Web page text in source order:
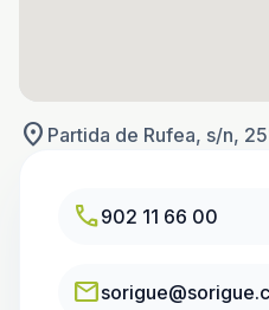
location_on Partida de Rufea, s/n,
call902 11 66 00
email